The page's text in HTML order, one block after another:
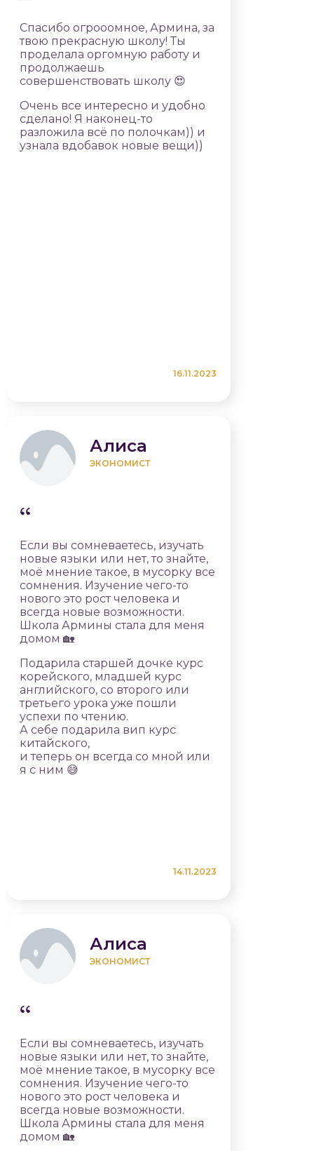
Спасибо огрооомное, Армина, за
твою прекрасную школу! Ты
проделала оргомную работу и
продолжаешь
совершенствовать школу 😍
Очень все интересно и удобно
сделано! Я наконец-то
разложила всё по полочкам)) и
узнала вдобавок новые вещи))
16.11.2023
Алиса
ЭКОНОМИСТ
Если вы сомневаетесь, изучать
новые языки или нет, то знайте,
моё мнение такое, в мусорку все
сомнения. Изучение чего-то
нового это рост человека и
всегда новые возможности.
Школа Армины стала для меня
домом 🏡
Подарила старшей дочке курс
корейского, младшей курс
английского, со второго или
третьего урока уже пошли
успехи по чтению.
А себе подарила вип курс
китайского,
и теперь он всегда со мной или
я с ним 😅
14.11.2023
Алиса
ЭКОНОМИСТ
Если вы сомневаетесь, изучать
новые языки или нет, то знайте,
моё мнение такое, в мусорку все
сомнения. Изучение чего-то
нового это рост человека и
всегда новые возможности.
Школа Армины стала для меня
домом 🏡